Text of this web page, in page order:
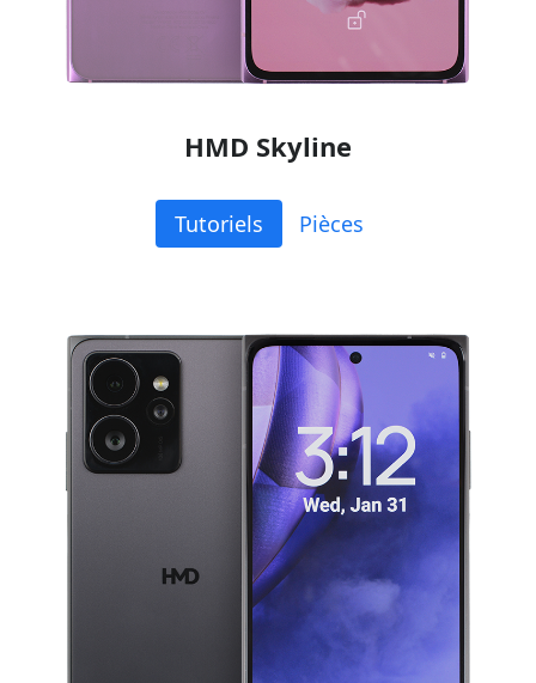
HMD Skyline
Tutoriels Pièces